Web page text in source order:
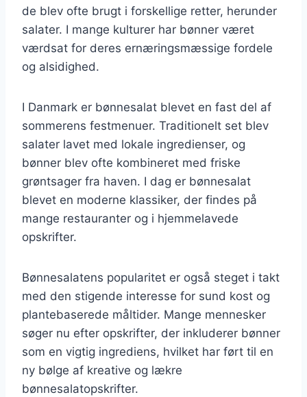
de blev ofte brugt i forskellige retter, herunder
salater. I mange kulturer har bønner været
værdsat for deres ernæringsmæssige fordele
og alsidighed.
I Danmark er bønnesalat blevet en fast del af
sommerens festmenuer. Traditionelt set blev
salater lavet med lokale ingredienser, og
bønner blev ofte kombineret med friske
grøntsager fra haven. I dag er bønnesalat
blevet en moderne klassiker, der findes på
mange restauranter og i hjemmelavede
opskrifter.
Bønnesalatens popularitet er også steget i takt
med den stigende interesse for sund kost og
plantebaserede måltider. Mange mennesker
søger nu efter opskrifter, der inkluderer bønner
som en vigtig ingrediens, hvilket har ført til en
ny bølge af kreative og lækre
bønnesalatopskrifter.